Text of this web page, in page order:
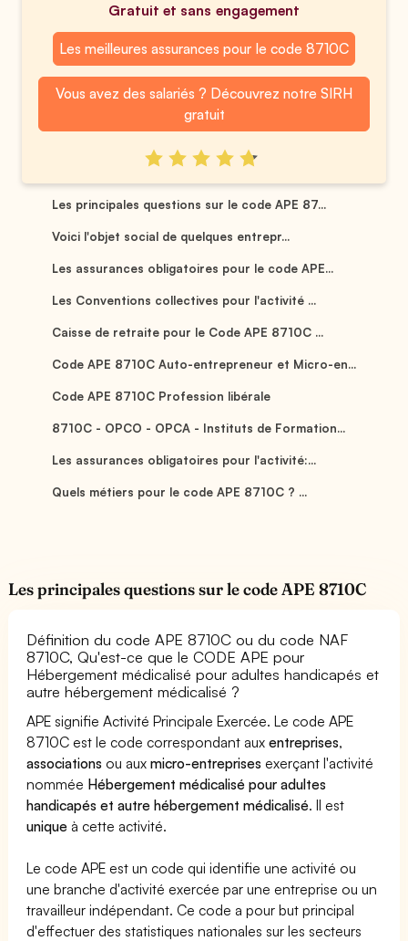
Gratuit et sans engagement
Les meilleures assurances pour le code 8710C
Vous avez des salariés ? Découvrez notre SIRH
gratuit
Les principales questions sur le code APE 87...
Voici l'objet social de quelques entrepr...
Les assurances obligatoires pour le code APE...
Les Conventions collectives pour l'activité ...
Caisse de retraite pour le Code APE 8710C ...
Code APE 8710C Auto-entrepreneur et Micro-en...
Code APE 8710C Profession libérale
8710C - OPCO - OPCA - Instituts de Formation...
Les assurances obligatoires pour l'activité:...
Quels métiers pour le code APE 8710C ? ...
Les principales questions sur le code APE 8710C
Définition du code APE 8710C ou du code NAF
8710C, Qu'est-ce que le CODE APE pour
Hébergement médicalisé pour adultes handicapés et
autre hébergement médicalisé ?
APE signifie Activité Principale Exercée. Le code APE
8710C est le code correspondant auxentreprises,
associations ou auxmicro-entreprises exerçant l'activité
nommée Hébergement médicalisé pour adultes
handicapés et autre hébergement médicalisé. Il est
unique à cette activité.
Le code APE est un code qui identifie une activité ou
une branche d'activité exercée par une entreprise ou un
travailleur indépendant. Ce code a pour but principal
d'effectuer des statistiques nationales sur les secteurs